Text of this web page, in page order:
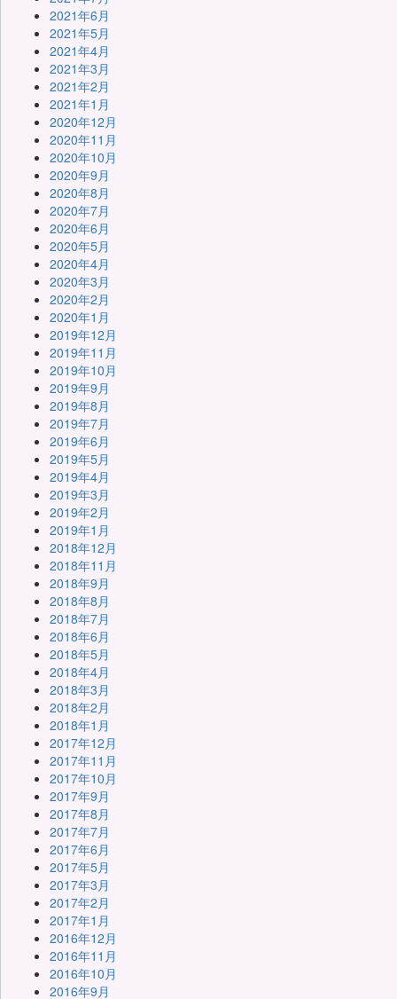
2021年6月
2021年5月
2021年4月
2021年3月
2021年2月
2021年1月
2020年12月
2020年11月
2020年10月
2020年9月
2020年8月
2020年7月
2020年6月
2020年5月
2020年4月
2020年3月
2020年2月
2020年1月
2019年12月
2019年11月
2019年10月
2019年9月
2019年8月
2019年7月
2019年6月
2019年5月
2019年4月
2019年3月
2019年2月
2019年1月
2018年12月
2018年11月
2018年9月
2018年8月
2018年7月
2018年6月
2018年5月
2018年4月
2018年3月
2018年2月
2018年1月
2017年12月
2017年11月
2017年10月
2017年9月
2017年8月
2017年7月
2017年6月
2017年5月
2017年3月
2017年2月
2017年1月
2016年12月
2016年11月
2016年10月
2016年9月